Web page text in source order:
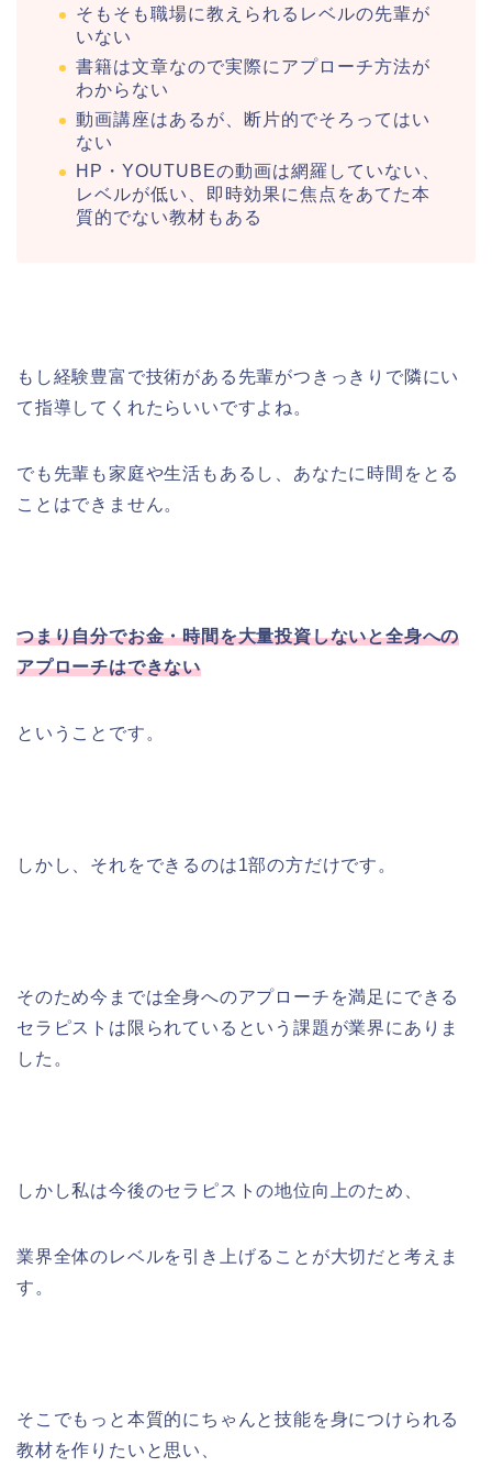
そもそも職場に教えられるレベルの先輩が
いない
書籍は文章なので実際にアプローチ方法が
わからない
動画講座はあるが、断片的でそろってはい
ない
HP・YOUTUBEの動画は網羅していない、
レベルが低い、即時効果に焦点をあてた本
質的でない教材もある
もし経験豊富で技術がある先輩がつきっきりで隣にい
て指導してくれたらいいですよね。
でも先輩も家庭や生活もあるし、あなたに時間をとる
ことはできません。
つまり自分でお金・時間を大量投資しないと全身への
アプローチはできない
ということです。
しかし、それをできるのは1部の方だけです。
そのため今までは全身へのアプローチを満足にできる
セラピストは限られているという課題が業界にありま
した。
しかし私は今後のセラピストの地位向上のため、
業界全体のレベルを引き上げることが大切だと考えま
す。
そこでもっと本質的にちゃんと技能を身につけられる
教材を作りたいと思い、